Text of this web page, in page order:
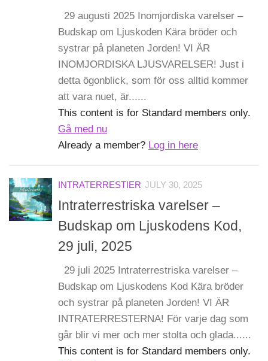
29 augusti 2025 Inomjordiska varelser –
Budskap om Ljuskoden Kära bröder och
systrar på planeten Jorden! VI ÄR
INOMJORDISKA LJUSVARELSER! Just i
detta ögonblick, som för oss alltid kommer
att vara nuet, är......
This content is for Standard members only.
Gå med nu
Already a member? Log in here
INTRATERRESTIER JULY 30, 2025
Intraterrestriska varelser –
Budskap om Ljuskodens Kod,
29 juli, 2025
29 juli 2025 Intraterrestriska varelser –
Budskap om Ljuskodens Kod Kära bröder
och systrar på planeten Jorden! VI ÄR
INTRATERRESTERNA! För varje dag som
går blir vi mer och mer stolta och glada......
This content is for Standard members only.